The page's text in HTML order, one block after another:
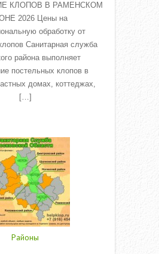
КЛОПОВ В РАМЕНСКОМ
2026 Цены на
обработку от
Санитарная служба
района выполняет
постельных клопов в
домах, коттеджах,
[…]
Районы